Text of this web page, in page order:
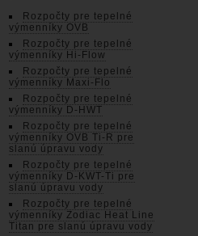
Rozpočty pre tepelné
výmenníky OVB
Rozpočty pre tepelné
výmenníky Hi-Flow
Rozpočty pre tepelné
výmenníky Maxi-Flo
Rozpočty pre tepelné
výmenníky D-HWT
Rozpočty pre tepelné
výmenníky OVB Ti-R pre
slanú úpravu vody
Rozpočty pre tepelné
výmenníky D-KWT-Ti pre
slanú úpravu vody
Rozpočty pre tepelné
výmenníky Zodiac Heat Line
Titan pre slanú úpravu vody